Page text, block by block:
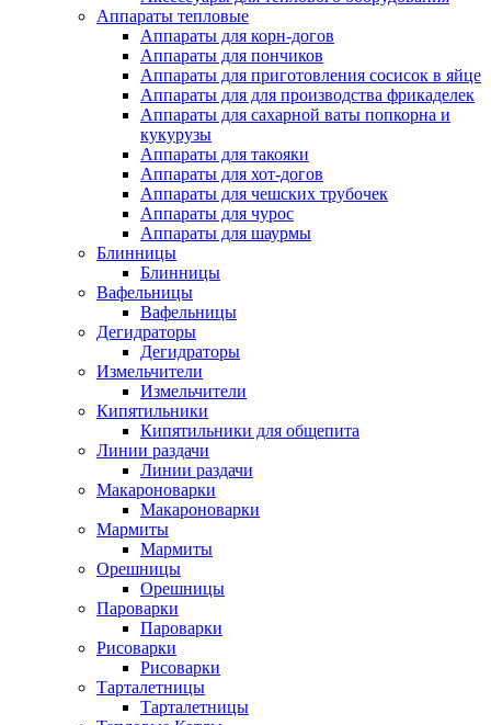
Аппараты тепловые
Аппараты для корн-догов
Аппараты для пончиков
Аппараты для приготовления сосисок в яйце
Аппараты для для производства фрикаделек
Аппараты для сахарной ваты попкорна и
кукурузы
Аппараты для такояки
Аппараты для хот-догов
Аппараты для чешских трубочек
Аппараты для чурос
Аппараты для шаурмы
Блинницы
Блинницы
Вафельницы
Вафельницы
Дегидраторы
Дегидраторы
Измельчители
Измельчители
Кипятильники
Кипятильники для общепита
Линии раздачи
Линии раздачи
Макароноварки
Макароноварки
Мармиты
Мармиты
Орешницы
Орешницы
Пароварки
Пароварки
Рисоварки
Рисоварки
Тарталетницы
Тарталетницы